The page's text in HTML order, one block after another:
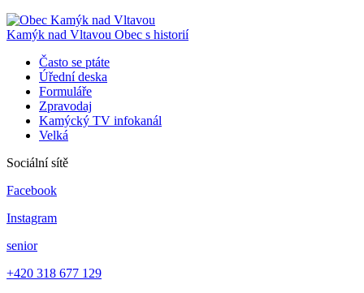
Kamýk nad Vltavou Obec s historií
Často se ptáte
Úřední deska
Formuláře
Zpravodaj
Kamýcký TV infokanál
Velká
Sociální sítě
Facebook
Instagram
senior
+420 318 677 129